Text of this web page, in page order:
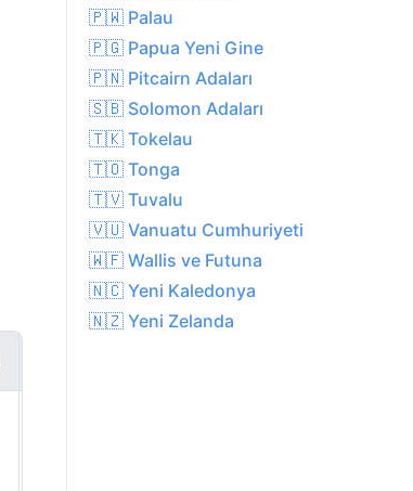
🇵🇼 Palau
🇵🇬 Papua Yeni Gine
🇵🇳 Pitcairn Adaları
🇸🇧 Solomon Adaları
🇹🇰 Tokelau
🇹🇴 Tonga
🇹🇻 Tuvalu
🇻🇺 Vanuatu Cumhuriyeti
🇼🇫 Wallis ve Futuna
🇳🇨 Yeni Kaledonya
🇳🇿 Yeni Zelanda